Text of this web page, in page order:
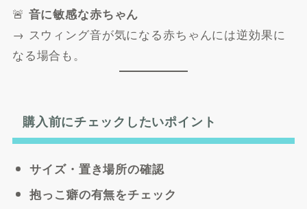
🚨 音に敏感な赤ちゃん
→ スウィング音が気になる赤ちゃんには逆効果に
なる場合も。
購入前にチェックしたいポイント
サイズ・置き場所の確認
抱っこ癖の有無をチェック